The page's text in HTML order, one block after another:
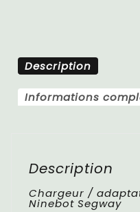
Description
Informations
Description
Chargeur /
Ninebot Segway